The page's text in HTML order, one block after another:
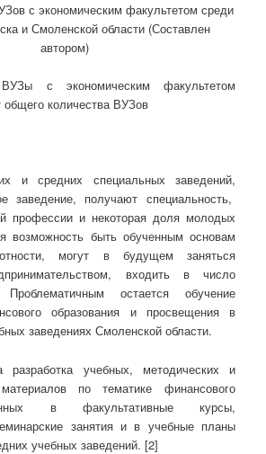
с экономическим факультетом среди
и Смоленской области (Составлен
автором)
с экономическим факультетом
количества ВУЗов
и средних специальных заведений,
заведение, получают специальность,
профессии и некоторая доля молодых
возможность быть обученным основам
могут в будущем заняться
входить в число
остается обучение
образования и просвещения в
заведениях Смоленской области.
разработка учебных, методических и
по тематике финансового
в факультативные курсы,
занятия и в учебные планы
учебных заведений. [2]